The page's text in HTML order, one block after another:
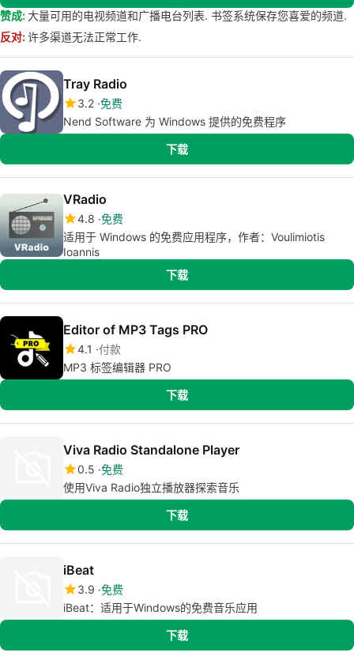
赞成: 大量可用的电视频道和广播电台列表. 书签系统保存您喜爱的频道.
反对: 许多渠道无法正常工作.
Tray Radio
3.2 免费
Nend Software 为 Windows 提供的免费程序
下载
VRadio
4.8 免费
适用于 Windows 的免费应用程序，作者：Voulimiotis
Ioannis
下载
Editor of MP3 Tags PRO
4.1 付款
MP3 标签编辑器 PRO
下载
Viva Radio Standalone Player
0.5 免费
使用Viva Radio独立播放器探索音乐
下载
iBeat
3.9 免费
iBeat：适用于Windows的免费音乐应用
下载